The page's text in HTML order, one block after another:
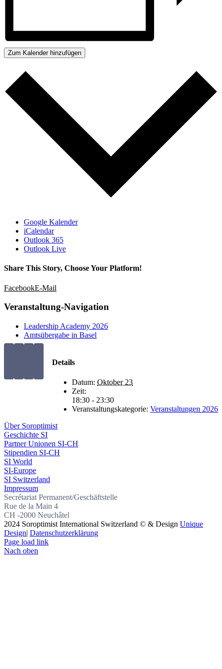
Zum Kalender hinzufügen
Google Kalender
iCalendar
Outlook 365
Outlook Live
Share This Story, Choose Your Platform!
FacebookE-Mail
Veranstaltung-Navigation
Leadership Academy 2026
Amtsübergabe in Basel
Details
Datum: Oktober 23
Zeit:
18:30 - 23:30
Veranstaltungskategorie: Veranstaltungen 2026
Über Soroptimist
Geschichte SI
Partner Unionen SI-CH
Stipendien SI-CH
SI World
SI-Europe
SI Switzerland
Impressum
Secrétariat Permanent/Geschäftstelle
Rue de la Main 4
CH -2000 Neuchâtel
2024 Soroptimist International Switzerland © & Design Unique
Design| Datenschutzerklärung
Page load link
Nach oben